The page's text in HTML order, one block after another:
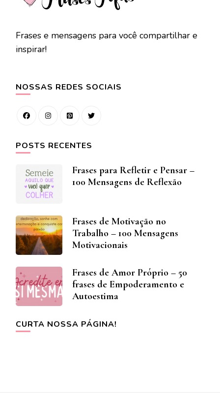
Frases e mensagens para você compartilhar e
inspirar!
NOSSAS REDES SOCIAIS
POSTS RECENTES
Frases para Refletir e Pensar –
100 Mensagens de Reflexão
Frases de Motivação no
Trabalho – 100 Mensagens
Motivacionais
Frases de Amor Próprio – 50
frases de Empoderamento e
Autoestima
CURTA NOSSA PÁGINA!